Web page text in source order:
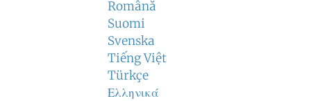
Română
Suomi
Svenska
Tiếng Việt
Türkçe
Ελληνικά